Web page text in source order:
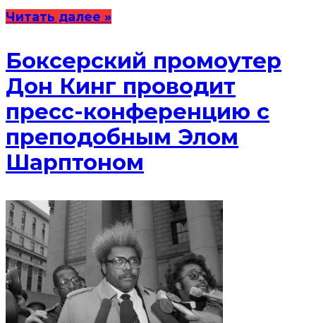
Читать далее »
Боксерский промоутер
Дон Кинг проводит
пресс-конференцию с
преподобным Элом
Шарптоном